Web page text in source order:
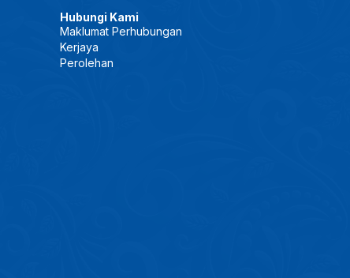
Hubungi Kami
Maklumat Perhubungan
Kerjaya
Perolehan